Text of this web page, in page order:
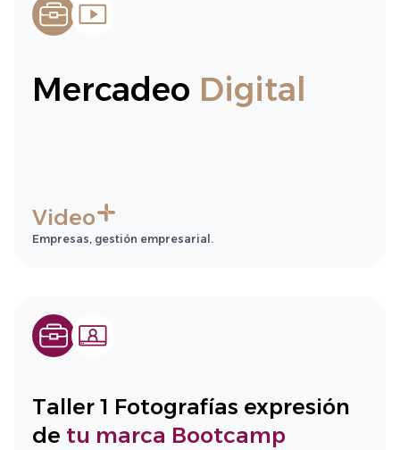
Mercadeo Digital
Video
Empresas, gestión empresarial.
Taller 1 Fotografías expresión
de tu marca Bootcamp